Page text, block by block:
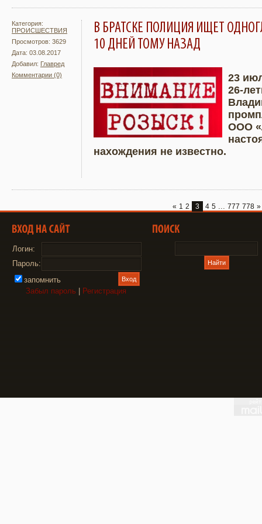
Категория:
ПРОИСШЕСТВИЯ
Просмотров: 3629
Дата: 03.08.2017
Добавил: Главред
Комментарии (0)
В БРАТСКЕ ПОЛИЦИЯ ИЩЕТ
10 ДНЕЙ ТОМУ НАЗАД
Подробнее
23
26-
ООО
нахождения не известно.
« 1 2 3 4 5 ... 777 778 »
Логин:
Пароль:
запомнить
Забыл пароль
Регистрация